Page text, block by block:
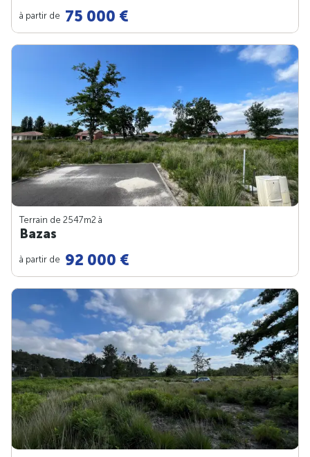
à partir de 75 000 €
Terrain de 2547m2 à
Bazas
à partir de 92 000 €